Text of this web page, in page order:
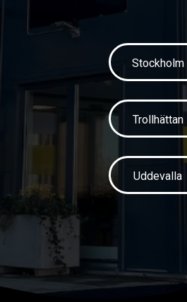
Stockholm
Trollhättan
Uddevalla